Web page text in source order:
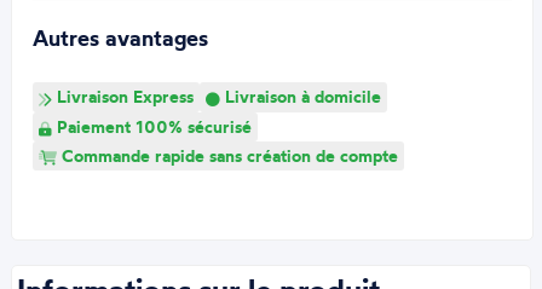
Autres avantages
Livraison Express
Livraison à domicile
Paiement 100% sécurisé
Commande rapide sans création de compte